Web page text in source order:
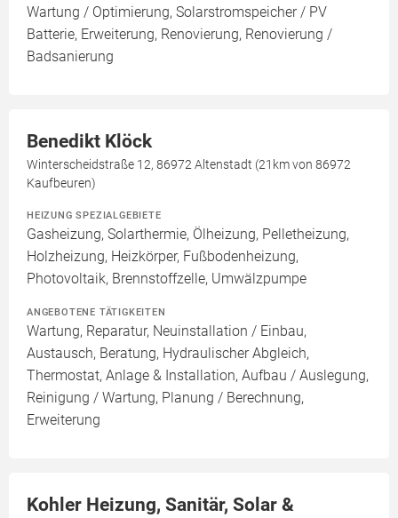
Wartung / Optimierung, Solarstromspeicher / PV
Batterie, Erweiterung, Renovierung, Renovierung /
Badsanierung
Benedikt Klöck
Winterscheidstraße 12, 86972 Altenstadt (21km von 86972
Kaufbeuren)
HEIZUNG SPEZIALGEBIETE
Gasheizung, Solarthermie, Ölheizung, Pelletheizung,
Holzheizung, Heizkörper, Fußbodenheizung,
Photovoltaik, Brennstoffzelle, Umwälzpumpe
ANGEBOTENE TÄTIGKEITEN
Wartung, Reparatur, Neuinstallation / Einbau,
Austausch, Beratung, Hydraulischer Abgleich,
Thermostat, Anlage & Installation, Aufbau / Auslegung,
Reinigung / Wartung, Planung / Berechnung,
Erweiterung
Kohler Heizung, Sanitär, Solar &